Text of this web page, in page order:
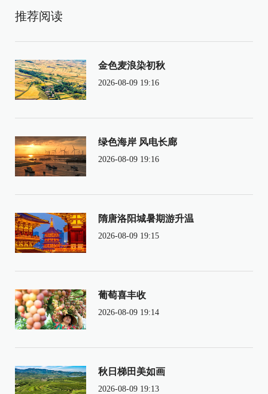
推荐阅读
金色麦浪染初秋
2026-08-09 19:16
绿色海岸 风电长廊
2026-08-09 19:16
隋唐洛阳城暑期游升温
2026-08-09 19:15
葡萄喜丰收
2026-08-09 19:14
秋日梯田美如画
2026-08-09 19:13